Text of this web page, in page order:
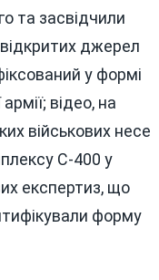
та засвідчили
джерел
у формі
відео, на
військових несе
С-400 у
експертиз, що
форму